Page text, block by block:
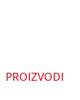
PROIZVODI